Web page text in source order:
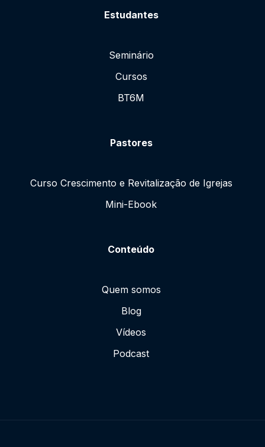
Estudantes
Seminário
Cursos
BT6M
Pastores
Curso Crescimento e Revitalização de Igrejas
Mini-Ebook
Conteúdo
Quem somos
Blog
Vídeos
Podcast